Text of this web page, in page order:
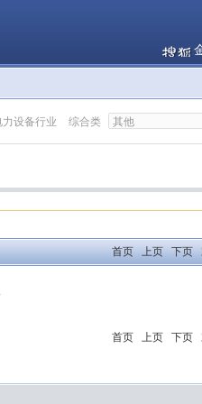
力设备行业 综合类
首页 上页 下页
首页 上页 下页